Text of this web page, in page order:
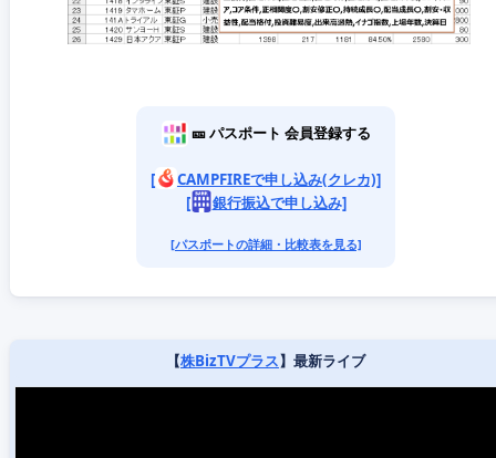
🎫 パスポート 会員登録する
[
CAMPFIREで申し込み(クレカ)]
[
銀行振込で申し込み]
[パスポートの詳細・比較表を見る]
【株BizTVプラス】最新ライブ